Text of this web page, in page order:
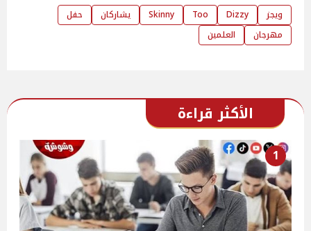
ويجز Dizzy
Too
Skinny يشاركان
حفل
مهرجان
العلمين
الأكثر قراءة
1